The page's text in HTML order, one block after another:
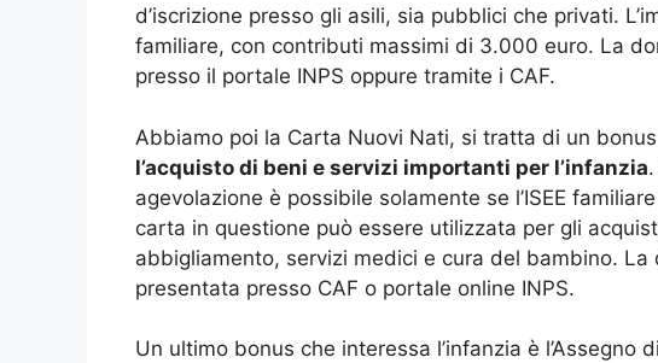
d’iscrizione presso gli asili, sia pubblici che privati.
familiare, con contributi massimi di 3.000 euro. La
presso il portale INPS oppure tramite i CAF.
Abbiamo poi la Carta Nuovi Nati, si tratta di un
l’acquisto di beni e servizi importanti per l’infanzia
agevolazione è possibile solamente se l’ISEE
carta in questione può essere utilizzata per gli
abbigliamento, servizi medici e cura del bambino.
presentata presso CAF o portale online INPS.
Un ultimo bonus che interessa l’infanzia è l’Assegno